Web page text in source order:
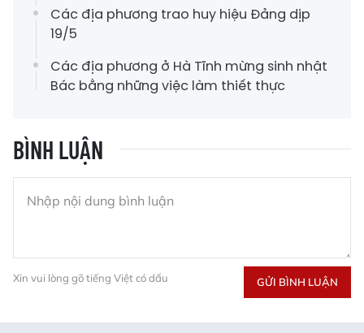
Các địa phương trao huy hiệu Đảng dịp
19/5
Các địa phương ở Hà Tĩnh mừng sinh nhật
Bác bằng những việc làm thiết thực
BÌNH LUẬN
Xin vui lòng gõ tiếng Việt có dấu GỬI BÌNH LUẬN